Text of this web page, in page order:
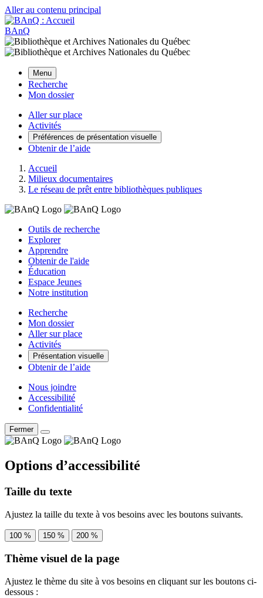
Aller au contenu principal
BAnQ
Menu
Recherche
Mon dossier
Aller sur place
Activités
Préférences de présentation visuelle
Obtenir de l’aide
Accueil
Milieux documentaires
Le réseau de prêt entre bibliothèques publiques
Outils de recherche
Explorer
Apprendre
Obtenir de l'aide
Éducation
Espace Jeunes
Notre institution
Recherche
Mon dossier
Aller sur place
Activités
Présentation visuelle
Obtenir de l’aide
Nous joindre
Accessibilité
Confidentialité
Fermer
Options d’accessibilité
Taille du texte
Ajustez la taille du texte à vos besoins avec les boutons suivants.
100 % 150 % 200 %
Thème visuel de la page
Ajustez le thème du site à vos besoins en cliquant sur les boutons ci-
dessous :